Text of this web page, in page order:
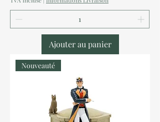
Ajouter au panier
Nouveauté